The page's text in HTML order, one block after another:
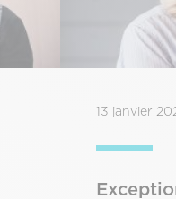
13 janvier